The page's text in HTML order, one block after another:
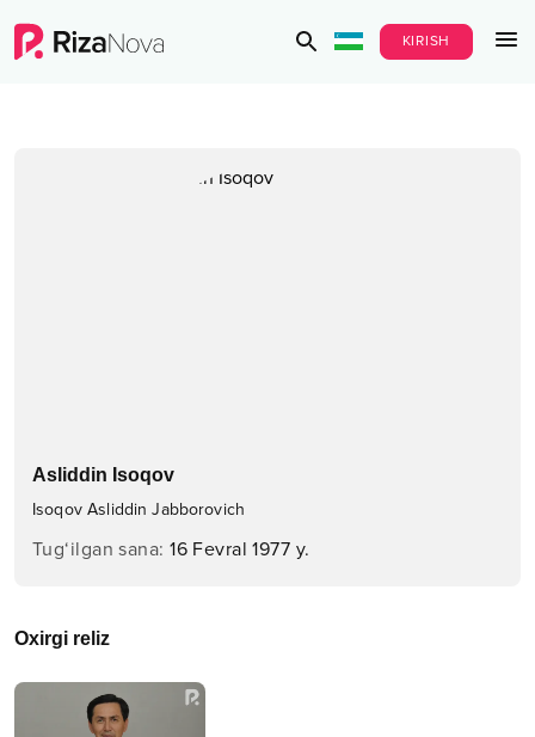
KIRISH
Asliddin Isoqov
Isoqov Asliddin Jabborovich
Tug‘ilgan sana:16 Fevral 1977 y.
Oxirgi reliz